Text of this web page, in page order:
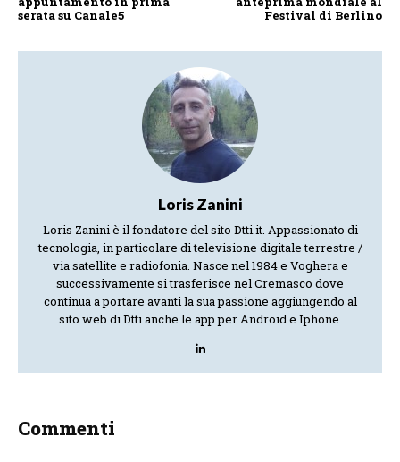
serata su Canale5
Festival di Berlino
Loris Zanini
Loris Zanini è il fondatore del sito Dtti.it. Appassionato di
tecnologia, in particolare di televisione digitale terrestre /
via satellite e radiofonia. Nasce nel 1984 e Voghera e
successivamente si trasferisce nel Cremasco dove
continua a portare avanti la sua passione aggiungendo al
sito web di Dtti anche le app per Android e Iphone.
Commenti